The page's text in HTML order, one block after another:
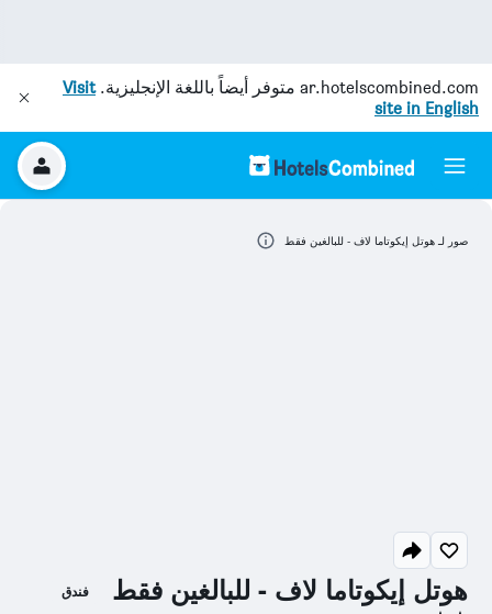
ar.hotelscombined.com متوفر أيضاً باللغة الإنجليزية.Visit
site in English
هوتل إيكوتاما لاف - للبالغين فقط فندق
صور لـ هوتل إيكوتاما لاف - للبالغين فقط